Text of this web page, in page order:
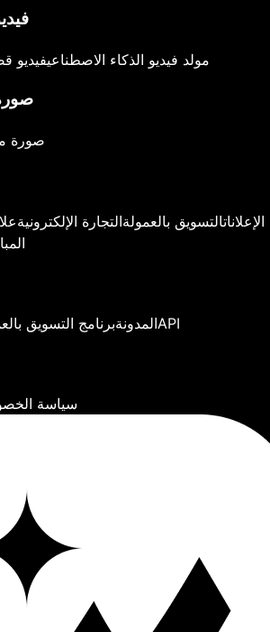
مولد فيديو الذكاء الاصطناعيفيديو
صورة
الإعلاناتالتسويق بالعمولةالتجارة الإلكترونية
المدونةبرنامج التسويق API
سياسة